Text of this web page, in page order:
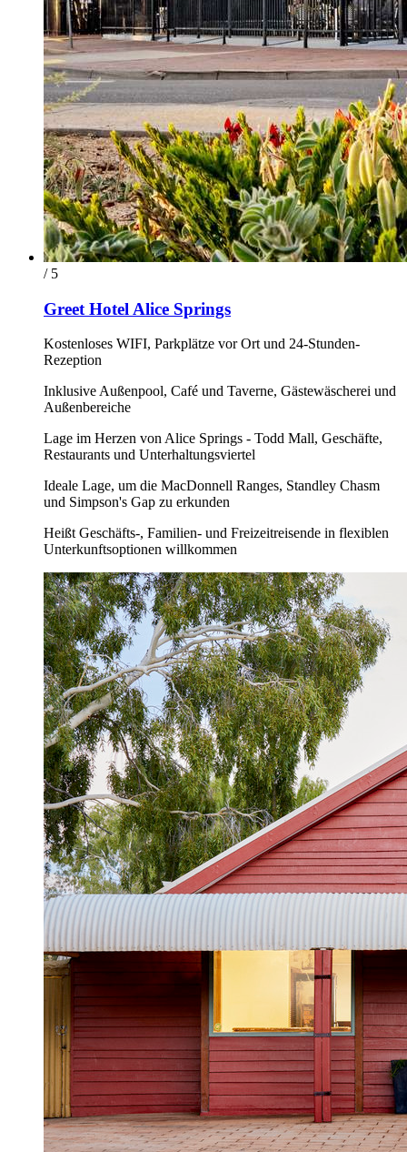
/ 5
Greet Hotel Alice Springs
Kostenloses WIFI, Parkplätze vor Ort und 24-Stunden-
Rezeption
Inklusive Außenpool, Café und Taverne, Gästewäscherei und
Außenbereiche
Lage im Herzen von Alice Springs - Todd Mall, Geschäfte,
Restaurants und Unterhaltungsviertel
Ideale Lage, um die MacDonnell Ranges, Standley Chasm
und Simpson's Gap zu erkunden
Heißt Geschäfts-, Familien- und Freizeitreisende in flexiblen
Unterkunftsoptionen willkommen